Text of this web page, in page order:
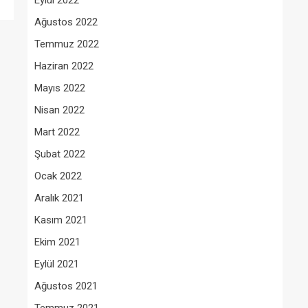
Ağustos 2022
Temmuz 2022
Haziran 2022
Mayıs 2022
Nisan 2022
Mart 2022
Şubat 2022
Ocak 2022
Aralık 2021
Kasım 2021
Ekim 2021
Eylül 2021
Ağustos 2021